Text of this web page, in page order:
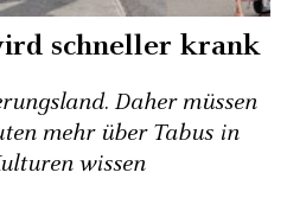
schneller krank
Daher müssen
mehr über Tabus in
wissen